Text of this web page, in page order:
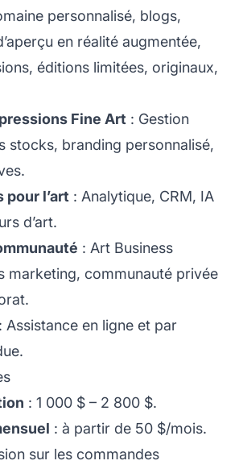
personnalisé, blogs,
en réalité augmentée,
éditions limitées, originaux,
Fine Art : Gestion
stocks, branding personnalisé,
l’art : Analytique, CRM, IA
d’art.
: Art Business
marketing, communauté privée
: Assistance en ligne et par
: 1 000 $ – 2 800 $.
: à partir de 50 $/mois.
sur les commandes